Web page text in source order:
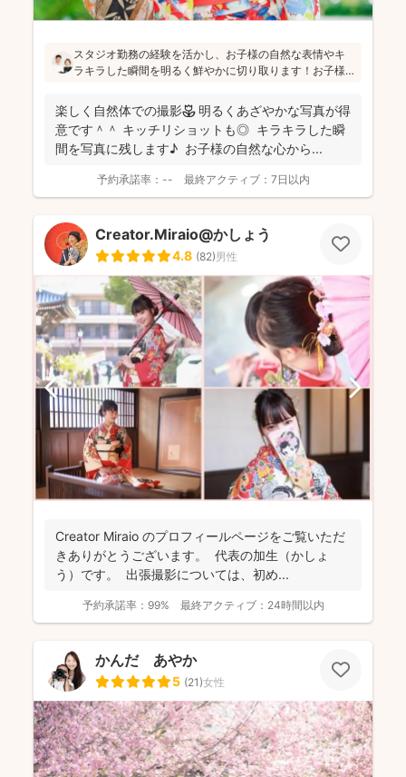
スタジオ勤務の経験を活かし、お子様の自然な表情やキ
ラキラした瞬間を明るく鮮やかに切り取ります！お子様
ながら「楽しかった！」と思っていただけるよう、そし
て親御さんに安心していただける撮影をお心掛けている
とのことです(^^)
楽しく自然体での撮影🌷 明るくあざやかな写真が得
意です＾＾ キッチリショットも◎ キラキラした瞬
間を写真に残します♪ お子様の自然な心から...
予約承諾率： -- 最終アクティブ： 7日以内
Creator.Miraio@かしょう
4.8 (82)男性
Creator Miraio のプロフィールページをご覧いただ
きありがとうございます。 代表の加生（かしょ
う）です。 出張撮影については、初め...
予約承諾率： 99% 最終アクティブ： 24時間以内
かんだ あやか
5 (21)女性